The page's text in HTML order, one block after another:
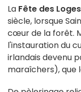
La Fête des Loges
siècle, lorsque
cœur de la forêt.
l'instauration du
irlandais devenu
maraîchers), que